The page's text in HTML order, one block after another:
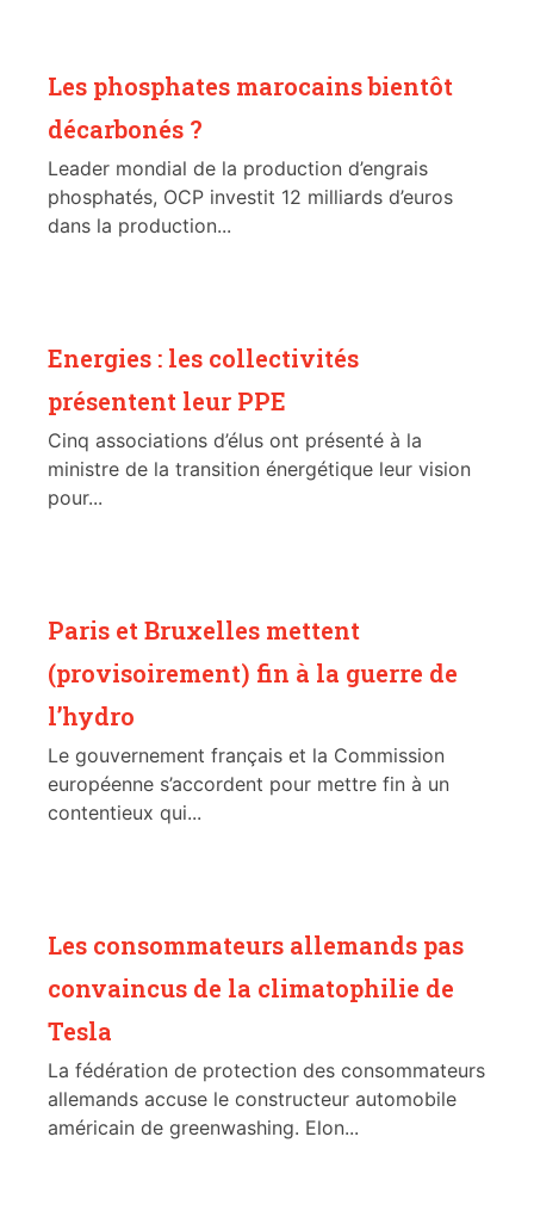
Les phosphates marocains bientôt
décarbonés ?
Leader mondial de la production d’engrais
phosphatés, OCP investit 12 milliards d’euros
dans la production...
Energies : les collectivités
présentent leur PPE
Cinq associations d’élus ont présenté à la
ministre de la transition énergétique leur vision
pour...
Paris et Bruxelles mettent
(provisoirement) fin à la guerre de
l’hydro
Le gouvernement français et la Commission
européenne s’accordent pour mettre fin à un
contentieux qui...
Les consommateurs allemands pas
convaincus de la climatophilie de
Tesla
La fédération de protection des consommateurs
allemands accuse le constructeur automobile
américain de greenwashing. Elon...